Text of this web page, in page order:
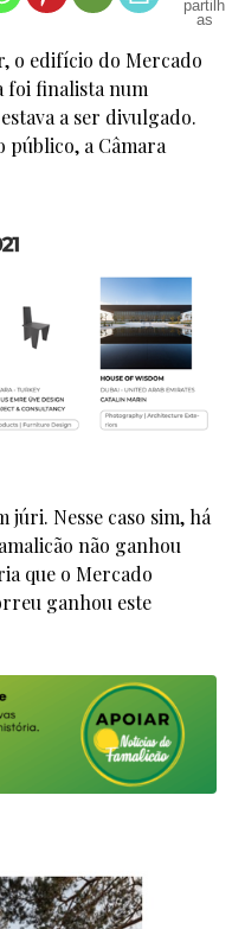
o edifício do Mercado
foi finalista num
a ser divulgado.
público, a Câmara
júri. Nesse caso sim, há
não ganhou
que o Mercado
ganhou este